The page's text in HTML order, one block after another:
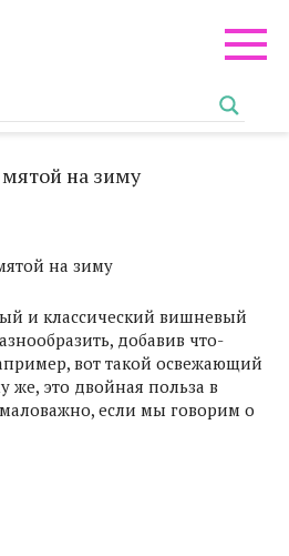
на зиму
и классический вишневый
добавив что-
вот такой освежающий
же, это двойная польза в
если мы говорим о